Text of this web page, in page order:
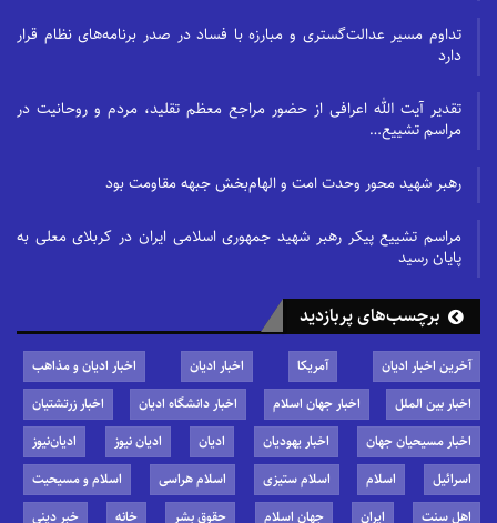
تداوم مسیر عدالت‌گستری و مبارزه با فساد در صدر برنامه‌های نظام قرار
دارد
تقدیر آیت الله اعرافی از حضور مراجع معظم تقلید، مردم و روحانیت در
مراسم تشییع…
رهبر شهید محور وحدت امت و الهام‌بخش جبهه مقاومت بود
مراسم تشییع پیکر رهبر شهید جمهوری اسلامی ایران در کربلای معلی به
پایان رسید
برچسب‌های پربازدید
آخرین اخبار ادیان آمریکا اخبار ادیان
اخبار ادیان و مذاهب
اخبار بین الملل
اخبار جهان اسلام اخبار دانشگاه ادیان
اخبار زرتشتیان
اخبار مسیحیان جهان
اخبار یهودیان ادیان ادیان نیوز
ادیان‌نیوز
اسرائیل
اسلام اسلام ستیزی اسلام هراسی
اسلام و مسیحیت
اهل سنت
ایران جهان اسلام حقوق بشر خانه خبر دینی